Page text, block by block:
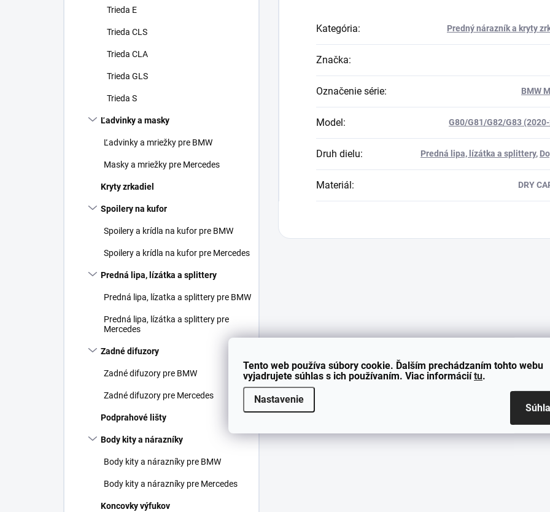
Tento web používa súbory cookie. Ďalším prechádzaním tohto webu
vyjadrujete súhlas s ich používaním. Viac informáciítu.
Nastavenie
Trieda E
Trieda CLS
Trieda CLA
Trieda GLS
Trieda S
Ľadvinky a masky
Ľadvinky a mriežky pre BMW
Masky a mriežky pre Mercedes
Kryty zrkadiel
Spoilery na kufor
Spoilery a krídla na kufor pre BMW
Spoilery a krídla na kufor pre Mercedes
Predná lipa, lízátka a splittery
Predná lipa, lízatka a splittery pre BMW
Predná lipa, lízátka a splittery pre
Mercedes
Zadné difuzory
Zadné difuzory pre BMW
Zadné difuzory pre Mercedes
Podprahové lišty
Body kity a nárazníky
Body kity a nárazníky pre BMW
Body kity a nárazníky pre Mercedes
Koncovky výfukov
Kategória: Predný nárazník a kryty
Značka:
Označenie série: BMW
Model: G80/G81/G82/G83
Druh dielu: Predná lipa, lízátka a splittery,
Materiál: DRY
E-MAIL
KOMENTÁR